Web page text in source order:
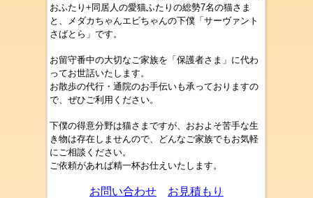
おふたり+同居人の愛猫ふたりの総勢7名の猫さま
と、メダカちゃんエビちゃんの下僕「サーヴァント
さばとら」です。
お留守番中の大切なご家族を「保護者さま」に代わ
ってお世話いたします。
お散歩の代行・通院のお手伝いも承っておりますの
で、ぜひご利用ください。
下僕の得意分野は猫さまですが、おおよそ苦手な生
き物は存在しませんので、どんなご家族でもお気軽
にご相談ください。
ご依頼があれば精一杯お仕えいたします。
お問い合わせ お見積もり